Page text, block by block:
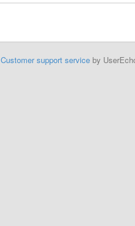
Customer support serviceby